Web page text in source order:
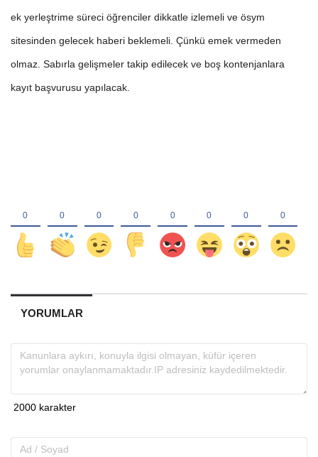
ek yerleştrime süreci öğrenciler dikkatle izlemeli ve ösym
sitesinden gelecek haberi beklemeli. Çünkü emek vermeden
olmaz. Sabırla gelişmeler takip edilecek ve boş kontenjanlara
kayıt başvurusu yapılacak.
YORUMLAR